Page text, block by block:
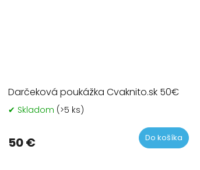
Darčeková poukážka Cvaknito.sk 50€
produktu
✔ Skladom (>5 ks)
50 € Do košíka